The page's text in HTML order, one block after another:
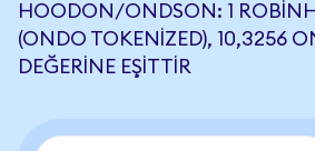
HOODON/ONDSON: 1
(ONDO TOKENIZED), 10,3256
DEĞERINE EŞITTIR